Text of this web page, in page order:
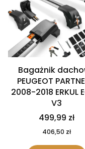
Bagażnik
PEUGEOT
2008-2018 ERKUL
V3
499,99 zł
406,50 zł